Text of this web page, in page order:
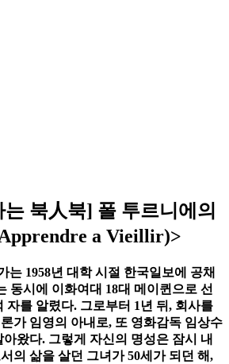
북人북] 폴 투르니에의
a Vieillir)>
는 1958년 대학 시절 한국일보에 공채
동시에 이화여대 18대 메이퀸으로 선
자를 알렸다. 그로부터 1년 뒤, 회사를
가 임영의 아내로, 또 영화감독 임상수
왔다. 그렇게 자신의 명성은 잠시 내
의 삶을 살던 그녀가 50세가 되던 해,